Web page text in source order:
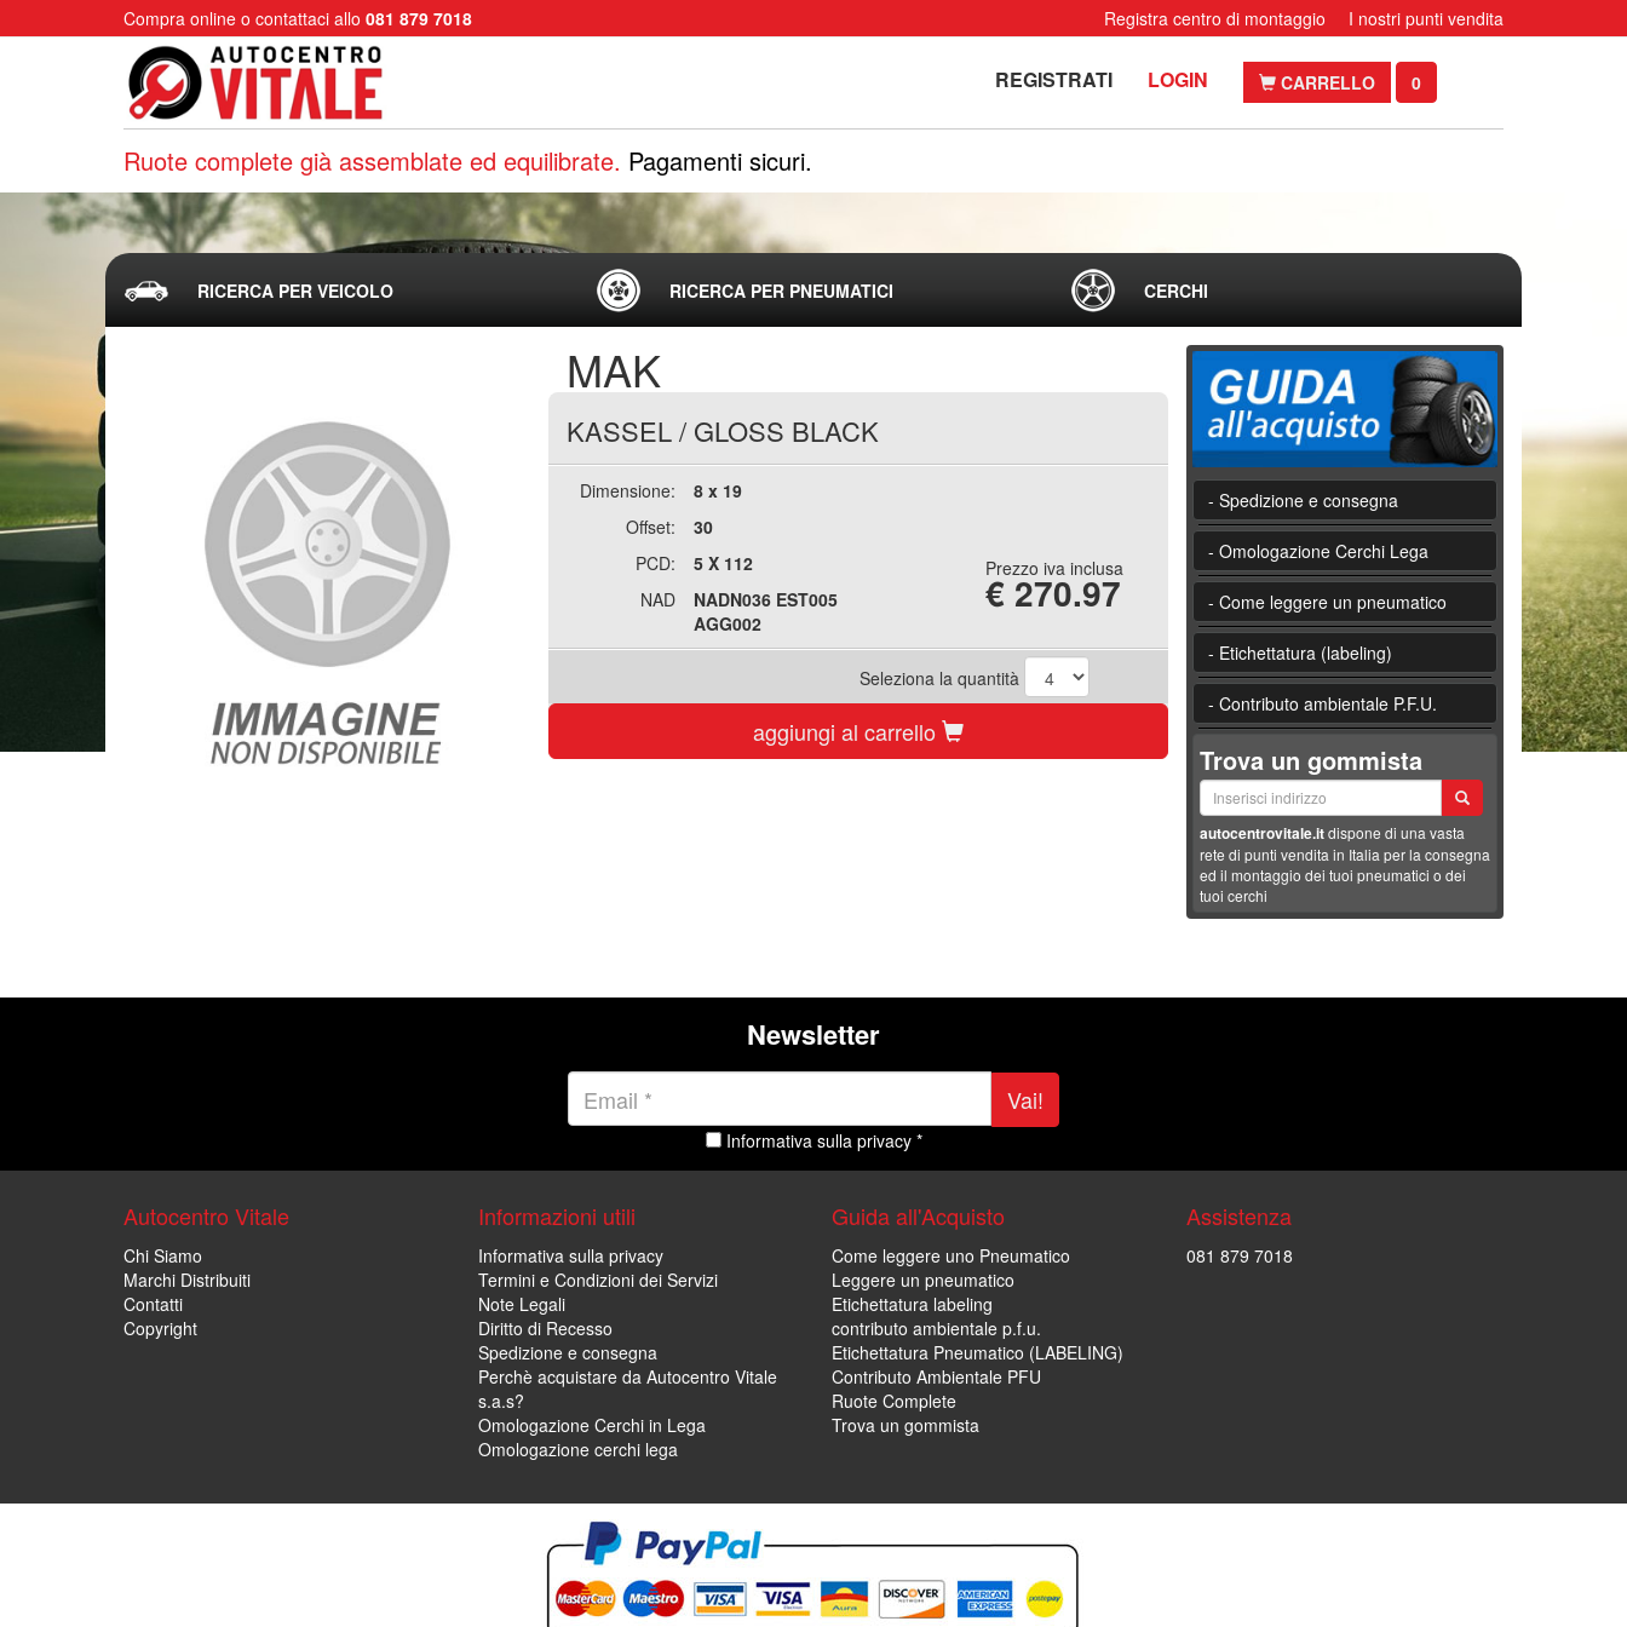
Compra online o contattaci allo 081 879 7018 Registra centro di montaggio I nostri punti vendita
REGISTRATI LOGIN CARRELLO 0
Ruote complete già assemblate ed equilibrate. Pagamenti sicuri.
RICERCA PER VEICOLO RICERCA PER PNEUMATICI CERCHI
MAK
KASSEL/ GLOSS BLACK
Dimensione:
8 x 19
Offset:
30
PCD:
5 X 112
NAD
NADN036 EST005
AGG002
Prezzo iva inclusa
€ 270.97
Seleziona la quantità
aggiungi al carrello
- Spedizione e consegna
- Omologazione Cerchi Lega
- Come leggere un pneumatico
- Etichettatura (labeling)
- Contributo ambientale P.F.U.
Trova un gommista
autocentrovitale.itdispone di una vasta
rete di punti vendita in Italia per la consegna
ed il montaggio dei tuoi pneumatici o dei
tuoi cerchi
Newsletter
Vai!
Informativa sulla privacy *
Autocentro Vitale
Chi Siamo
Marchi Distribuiti
Contatti
Copyright
Informazioni utili
Informativa sulla privacy
Termini e Condizioni dei Servizi
Note Legali
Diritto di Recesso
Spedizione e consegna
Perchè acquistare da Autocentro Vitale
s.a.s?
Omologazione Cerchi in Lega
Omologazione cerchi lega
Guida all'Acquisto
Come leggere uno Pneumatico
Leggere un pneumatico
Etichettatura labeling
contributo ambientale p.f.u.
Etichettatura Pneumatico (LABELING)
Contributo Ambientale PFU
Ruote Complete
Trova un gommista
Assistenza
081 879 7018